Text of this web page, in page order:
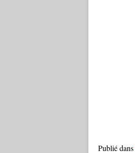
Publié dans